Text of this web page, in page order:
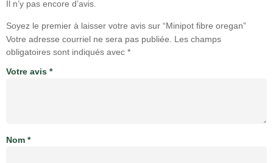
Il n’y pas encore d’avis.
Soyez le premier à laisser votre avis sur “Minipot fibre oregan”
Votre adresse courriel ne sera pas publiée.
Les champs
obligatoires sont indiqués avec *
Votre avis *
Nom *